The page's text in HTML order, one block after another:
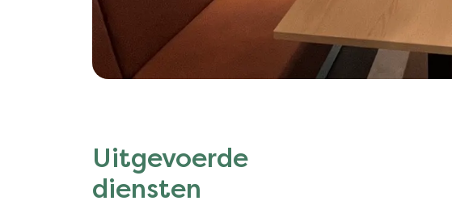
Uitgevoerde
diensten